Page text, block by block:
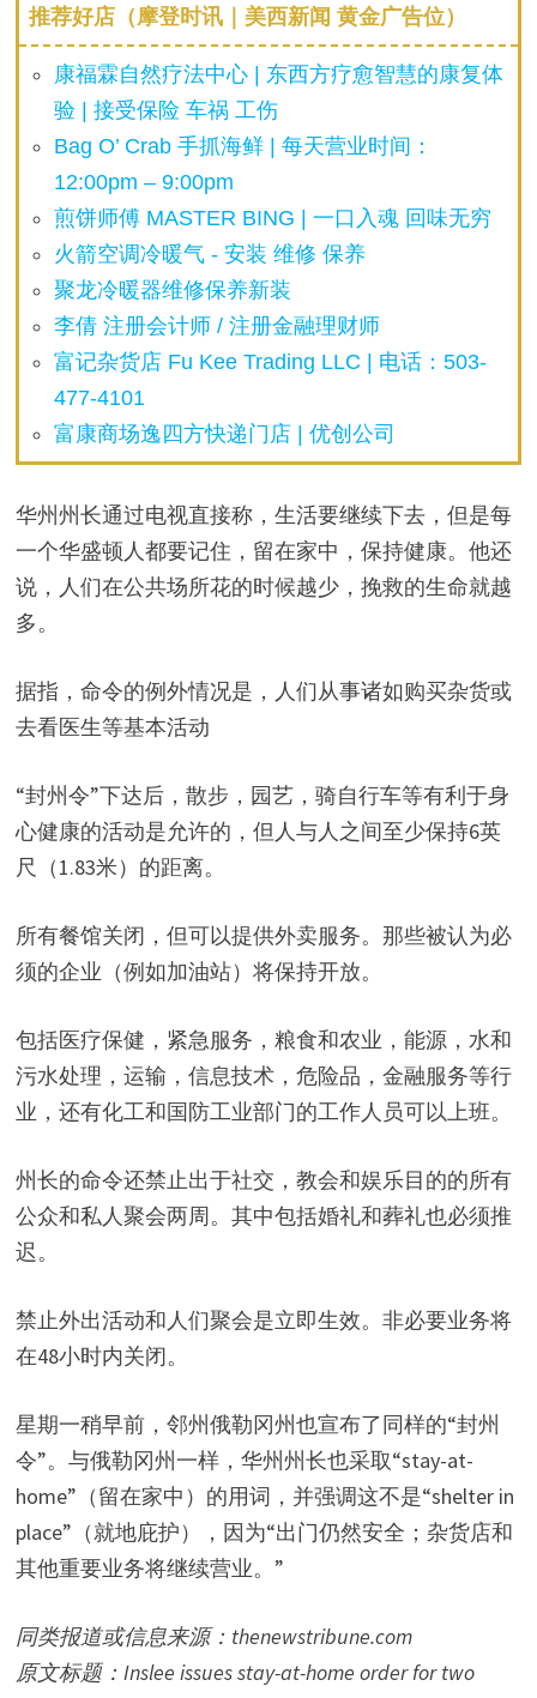
推荐好店（摩登时讯｜美西新闻 黄金广告位）
康福霖自然疗法中心 | 东西方疗愈智慧的康复体
验 | 接受保险 车祸 工伤
Bag O’ Crab 手抓海鲜 | 每天营业时间：
12:00pm – 9:00pm
煎饼师傅 MASTER BING | 一口入魂 回味无穷
火箭空调冷暖气 - 安装 维修 保养
聚龙冷暖器维修保养新装
李倩 注册会计师 / 注册金融理财师
富记杂货店 Fu Kee Trading LLC | 电话：503-
477-4101
富康商场逸四方快递门店 | 优创公司
华州州长通过电视直接称，生活要继续下去，但是每
一个华盛顿人都要记住，留在家中，保持健康。他还
说，人们在公共场所花的时候越少，挽救的生命就越
多。
据指，命令的例外情况是，人们从事诸如购买杂货或
去看医生等基本活动
“封州令”下达后，散步，园艺，骑自行车等有利于身
心健康的活动是允许的，但人与人之间至少保持6英
尺（1.83米）的距离。
所有餐馆关闭，但可以提供外卖服务。那些被认为必
须的企业（例如加油站）将保持开放。
包括医疗保健，紧急服务，粮食和农业，能源，水和
污水处理，运输，信息技术，危险品，金融服务等行
业，还有化工和国防工业部门的工作人员可以上班。
州长的命令还禁止出于社交，教会和娱乐目的的所有
公众和私人聚会两周。其中包括婚礼和葬礼也必须推
迟。
禁止外出活动和人们聚会是立即生效。非必要业务将
在48小时内关闭。
星期一稍早前，邻州俄勒冈州也宣布了同样的“封州
令”。与俄勒冈州一样，华州州长也采取“stay-at-
home”（留在家中）的用词，并强调这不是“shelter in
place”（就地庇护），因为“出门仍然安全；杂货店和
其他重要业务将继续营业。”
同类报道或信息来源：thenewstribune.com
原文标题：Inslee issues stay-at-home order for two